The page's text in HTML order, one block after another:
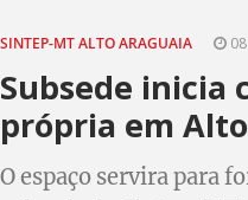
SINTEP-MT ALTO ARAGUAIA 08
Subsede inicia
própria em
O espaço servira para